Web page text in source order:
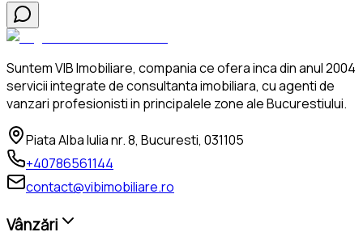
Suntem VIB Imobiliare, compania ce ofera inca din anul 2004
servicii integrate de consultanta imobiliara, cu agenti de
vanzari profesionisti in principalele zone ale Bucurestiului.
Piata Alba Iulia nr. 8, Bucuresti, 031105
+40786561144
contact@vibimobiliare.ro
Vânzări